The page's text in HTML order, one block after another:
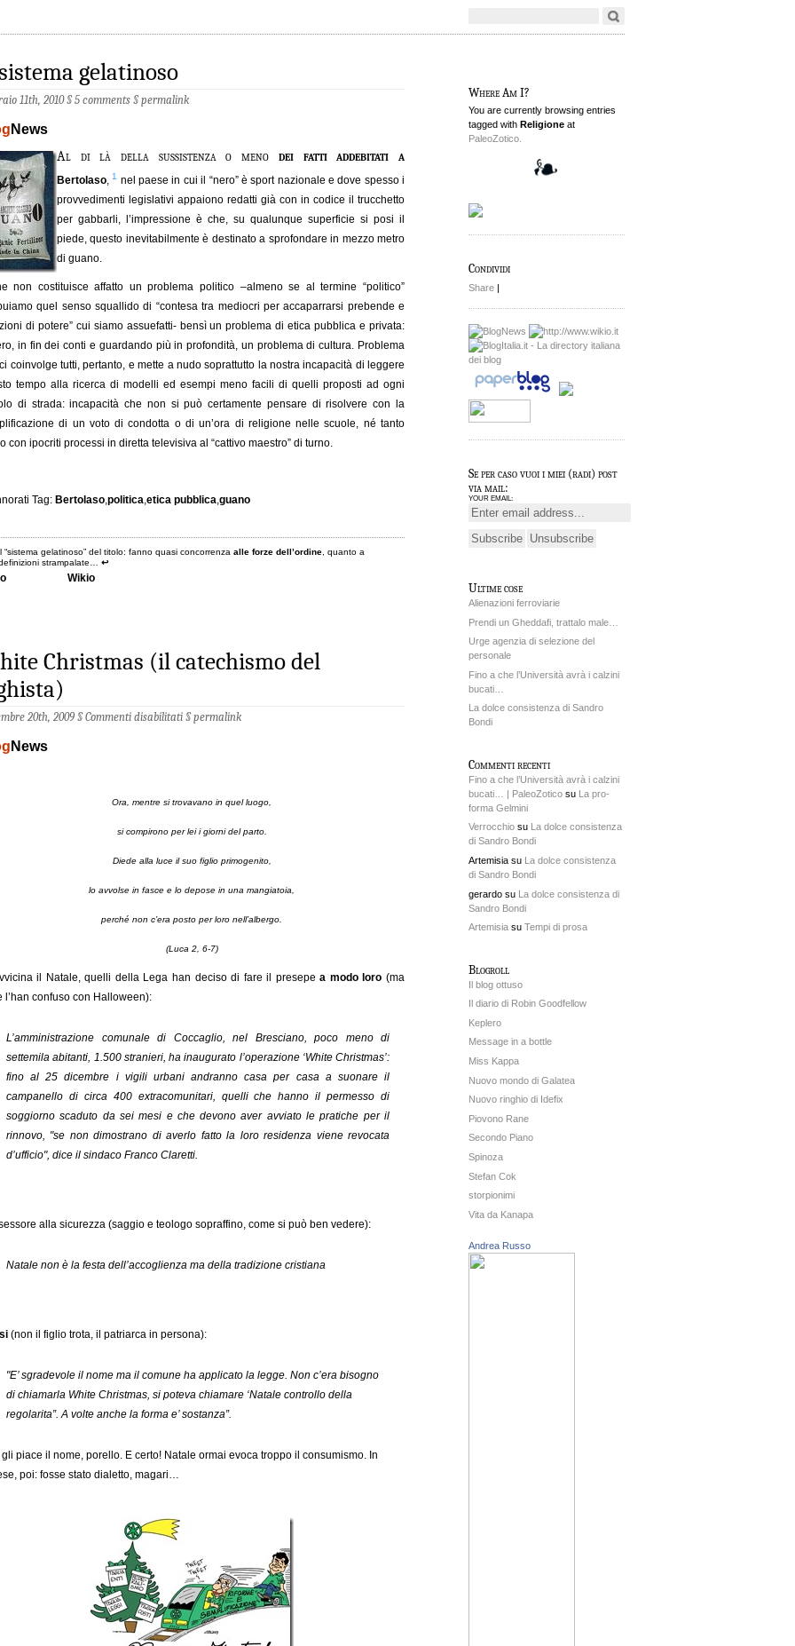
gelatinoso
11th, 2010 §5 comments §permalink
News
Al di là della sussistenza o meno dei fatti addebitati a
Bertolaso,1 nel paese in cui il “nero” è sport nazionale e dove spesso i
provvedimenti legislativi appaiono redatti già con in codice il trucchetto
per gabbarli, l’impressione è che, su qualunque superficie si posi il
piede, questo inevitabilmente è destinato a sprofondare in mezzo metro
di guano.
non costituisce affatto un problema politico –almeno se al termine “politico”
quel senso squallido di “contesa tra mediocri per accaparrarsi prebende e
di potere” cui siamo assuefatti- bensì un problema di etica pubblica e privata:
in fin dei conti e guardando più in profondità, un problema di cultura. Problema
coinvolge tutti, pertanto, e mette a nudo soprattutto la nostra incapacità di leggere
tempo alla ricerca di modelli ed esempi meno facili di quelli proposti ad ogni
di strada: incapacità che non si può certamente pensare di risolvere con la
di un voto di condotta o di un’ora di religione nelle scuole, né tanto
con ipocriti processi in diretta televisiva al “cattivo maestro” di turno.
Tag: Bertolaso,politica,etica pubblica,guano
“sistema gelatinoso” del titolo: fanno quasi concorrenzaalle forze dell’ordine , quanto a
strampalate…↩
Wikio
Christmas (il catechismo del
20th, 2009 §Commenti disabilitati §permalink
News
Ora, mentre si trovavano in quel luogo,
si compirono per lei i giorni del parto.
Diede alla luce il suo figlio primogenito,
lo avvolse in fasce e lo depose in una mangiatoia,
perché non c’era posto per loro nell’albergo.
(Luca 2, 6-7)
il Natale, quelli della Lega han deciso di fare il presepea modo loro (ma
l’han confuso con Halloween):
L’amministrazione comunale di Coccaglio, nel Bresciano, poco meno di
settemila abitanti, 1.500 stranieri, ha inaugurato l’operazione ‘White Christmas’:
fino al 25 dicembre i vigili urbani andranno casa per casa a suonare il
campanello di circa 400 extracomunitari, quelli che hanno il permesso di
soggiorno scaduto da sei mesi e che devono aver avviato le pratiche per il
rinnovo, "se non dimostrano di averlo fatto la loro residenza viene revocata
d’ufficio", dice il sindaco Franco Claretti.
alla sicurezza (saggio e teologo sopraffino, come si può ben vedere):
Natale non è la festa dell’accoglienza ma della tradizione cristiana
(non il figlio trota, il patriarca in persona):
"E’ sgradevole il nome ma il comune ha applicato la legge. Non c’era bisogno
di chiamarla White Christmas, si poteva chiamare ‘Natale controllo della
regolarita”. A volte anche la forma e’ sostanza”.
gli piace il nome, porello. E certo! Natale ormai evoca troppo il consumismo. In
poi: fosse stato dialetto, magari…
Where Am I?
You are currently browsing entries
tagged with Religione at
PaleoZotico.
Condividi
Share |
Se per caso vuoi i miei (radi) post
via mail:
YOUR EMAIL:
Ultime cose
Alienazioni ferroviarie
Prendi un Gheddafi, trattalo male…
Urge agenzia di selezione del
personale
Fino a che l’Università avrà i calzini
bucati…
La dolce consistenza di Sandro
Bondi
Commenti recenti
Fino a che l’Università avrà i calzini
bucati… | PaleoZotico su La pro-
forma Gelmini
Verrocchio su La dolce consistenza
di Sandro Bondi
Artemisia su La dolce consistenza
di Sandro Bondi
gerardo su La dolce consistenza di
Sandro Bondi
Artemisia su Tempi di prosa
Blogroll
Il blog ottuso
Il diario di Robin Goodfellow
Keplero
Message in a bottle
Miss Kappa
Nuovo mondo di Galatea
Nuovo ringhio di Idefix
Piovono Rane
Secondo Piano
Spinoza
Stefan Cok
storpionimi
Vita da Kanapa
Andrea Russo